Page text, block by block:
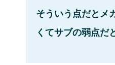
そういう点だとメ
くてサブの弱点だ